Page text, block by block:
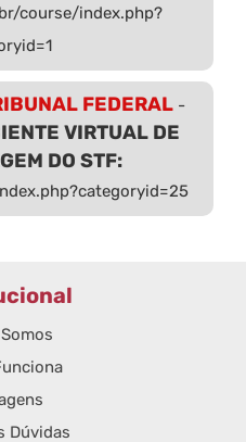
course/index.php?
FEDERAL-
VIRTUAL DE
DO STF:
Dúvidas